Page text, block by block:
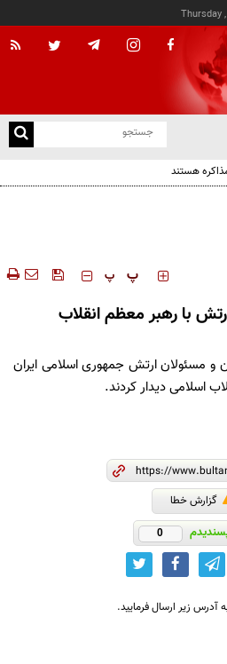
Thursday
‍‍‍ پ پ
با رهبر معظم انقلاب
و مسئولان ارتش جمهوری اسلامی ایران
اسلامی دیدار کردند.
گزارش خطا
0
آدرس زیر ارسال فرمایید.